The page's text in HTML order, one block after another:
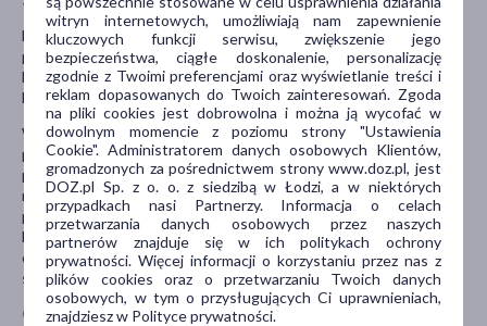
Należy powiedzieć lekarzowi lub farmaceucie o wszystkich lekach
przyjmowanych przez pacjenta obecnie lub ostatnio, a także o
lekach, które pacjent planuje przyjmować, w tym również o tych,
które wydawane są bez recepty.
W szczególności należy powiedzieć lekarzowi, jeśli pacjent
przyjmuje lub planuje przyjmować: niektóre leki
przeciwdepresyjne (trójcykliczne antydepresanty i inhibitory
monoaminooksydazy (MAOI)); inne leki przeciwalergiczne, jak leki
przeciwhistaminowe, leki stosowane w leczeniu astmy, steroidy
lub leki blokujące substancję zwaną immunoglobuliną E (IgE) np.
omalizumab, powinni omówić z lekarzem ich dalsze
stosowanie; leki blokujące receptory beta-adrenergiczne.
Ciąża i karmienie piersią
witryn internetowych, umożliwiają nam zapewnienie
kluczowych funkcji serwisu, zwiększenie jego
bezpieczeństwa, ciągłe doskonalenie, personalizację
zgodnie z Twoimi preferencjami oraz wyświetlanie treści i
reklam dopasowanych do Twoich zainteresowań. Zgoda
na pliki cookies jest dobrowolna i można ją wycofać w
dowolnym momencie z poziomu strony "Ustawienia
Cookie". Administratorem danych osobowych Klientów,
gromadzonych za pośrednictwem strony www.doz.pl, jest
DOZ.pl Sp. z o. o. z siedzibą w Łodzi, a w niektórych
przypadkach nasi Partnerzy. Informacja o celach
przetwarzania danych osobowych przez naszych
partnerów znajduje się w ich politykach ochrony
prywatności. Więcej informacji o korzystaniu przez nas z
plików cookies oraz o przetwarzaniu Twoich danych
osobowych, w tym o przysługujących Ci uprawnieniach,
znajdziesz w Polityce prywatności.